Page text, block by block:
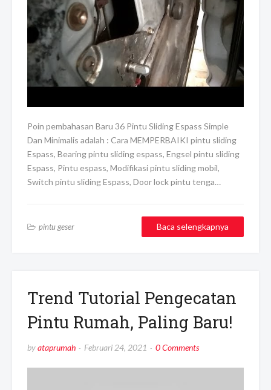
Poin pembahasan Baru 36 Pintu Sliding Espass Simple
Dan Minimalis adalah : Cara MEMPERBAIKI pintu sliding
Espass, Bearing pintu sliding espass, Engsel pintu sliding
Espass, Pintu espass, Modifikasi pintu sliding mobil,
Switch pintu sliding Espass, Door lock pintu tenga…
pintu geser Baca selengkapnya
Trend Tutorial Pengecatan
Pintu Rumah, Paling Baru!
byataprumah Februari 24, 2021 0 Comments